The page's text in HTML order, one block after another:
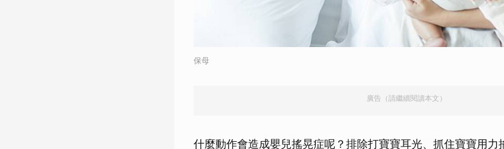
保母
廣告（請繼續閱讀本文）
什麼動作會造成嬰兒搖晃症呢？排除打寶寶耳光、抓住寶寶用力